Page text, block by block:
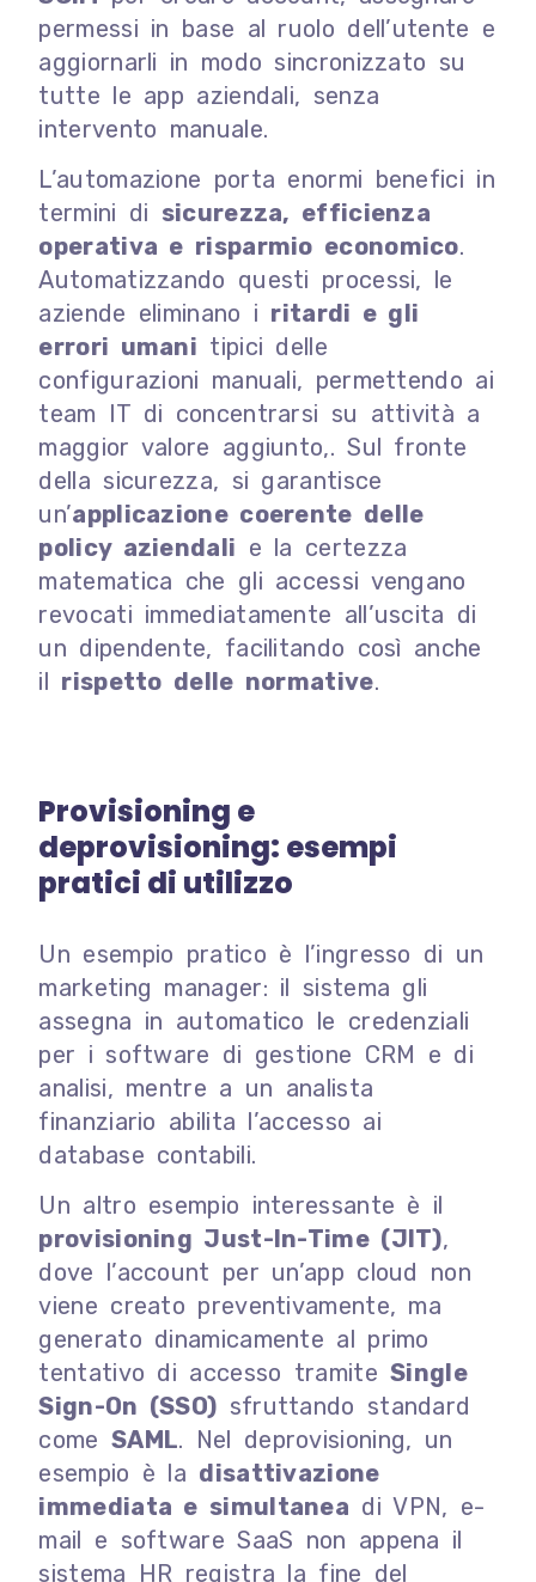
permessi in base al ruolo dell’utente e
aggiornarli in modo sincronizzato su
tutte le app aziendali, senza
intervento manuale.
L’automazione porta enormi benefici in
termini di sicurezza, efficienza
operativa e risparmio economico.
Automatizzando questi processi, le
aziende eliminano i ritardi e gli
errori umani tipici delle
configurazioni manuali, permettendo ai
team IT di concentrarsi su attività a
maggior valore aggiunto,. Sul fronte
della sicurezza, si garantisce
un’applicazione coerente delle
policy aziendali e la certezza
matematica che gli accessi vengano
revocati immediatamente all’uscita di
un dipendente, facilitando così anche
il rispetto delle normative.
Provisioning e
deprovisioning: esempi
pratici di utilizzo
Un esempio pratico è l’ingresso di un
marketing manager: il sistema gli
assegna in automatico le credenziali
per i software di gestione CRM e di
analisi, mentre a un analista
finanziario abilita l’accesso ai
database contabili.
Un altro esempio interessante è il
provisioning Just-In-Time (JIT),
dove l’account per un’app cloud non
viene creato preventivamente, ma
generato dinamicamente al primo
tentativo di accesso tramiteSingle
Sign-On (SSO) sfruttando standard
come SAML. Nel deprovisioning, un
esempio è la disattivazione
immediata e simultanea di VPN, e-
mail e software SaaS non appena il
sistema HR registra la fine del